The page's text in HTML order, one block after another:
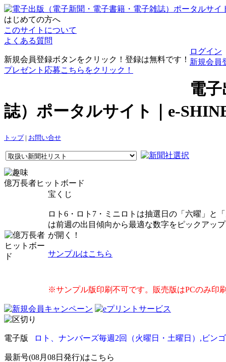
はじめての方へ
このサイトについて
よくある質問
新規会員登録ボタンをクリック！登録は無料です！
プレゼント応募こちらをクリック！
ログイン
新規会員
電
誌）ポータルサイト｜e-
トップ| お問い合せ
億万長者ヒットボード
宝くじ
ロト6・ロト7・ミニロトは抽選日の「六曜」と
は前週の出目傾向から最適な数字をピックアッ
が開く！
サンプルはこちら
※サンプル版印刷不可です。販売版はPCのみ印
電子版 ロト、ナンバーズ毎週2回（火曜日・土曜日）,ビン
最新号(08月08日発行)はこちら